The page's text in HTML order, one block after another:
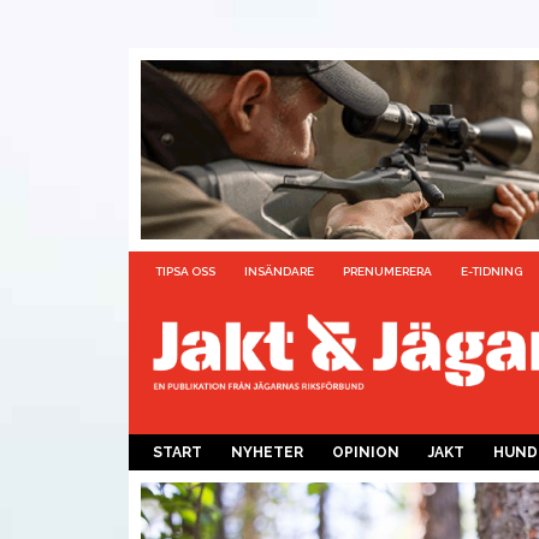
TIPSA OSS INSÄNDARE PRENUMERERA E-TIDNING
START NYHETER OPINION JAKT HUND